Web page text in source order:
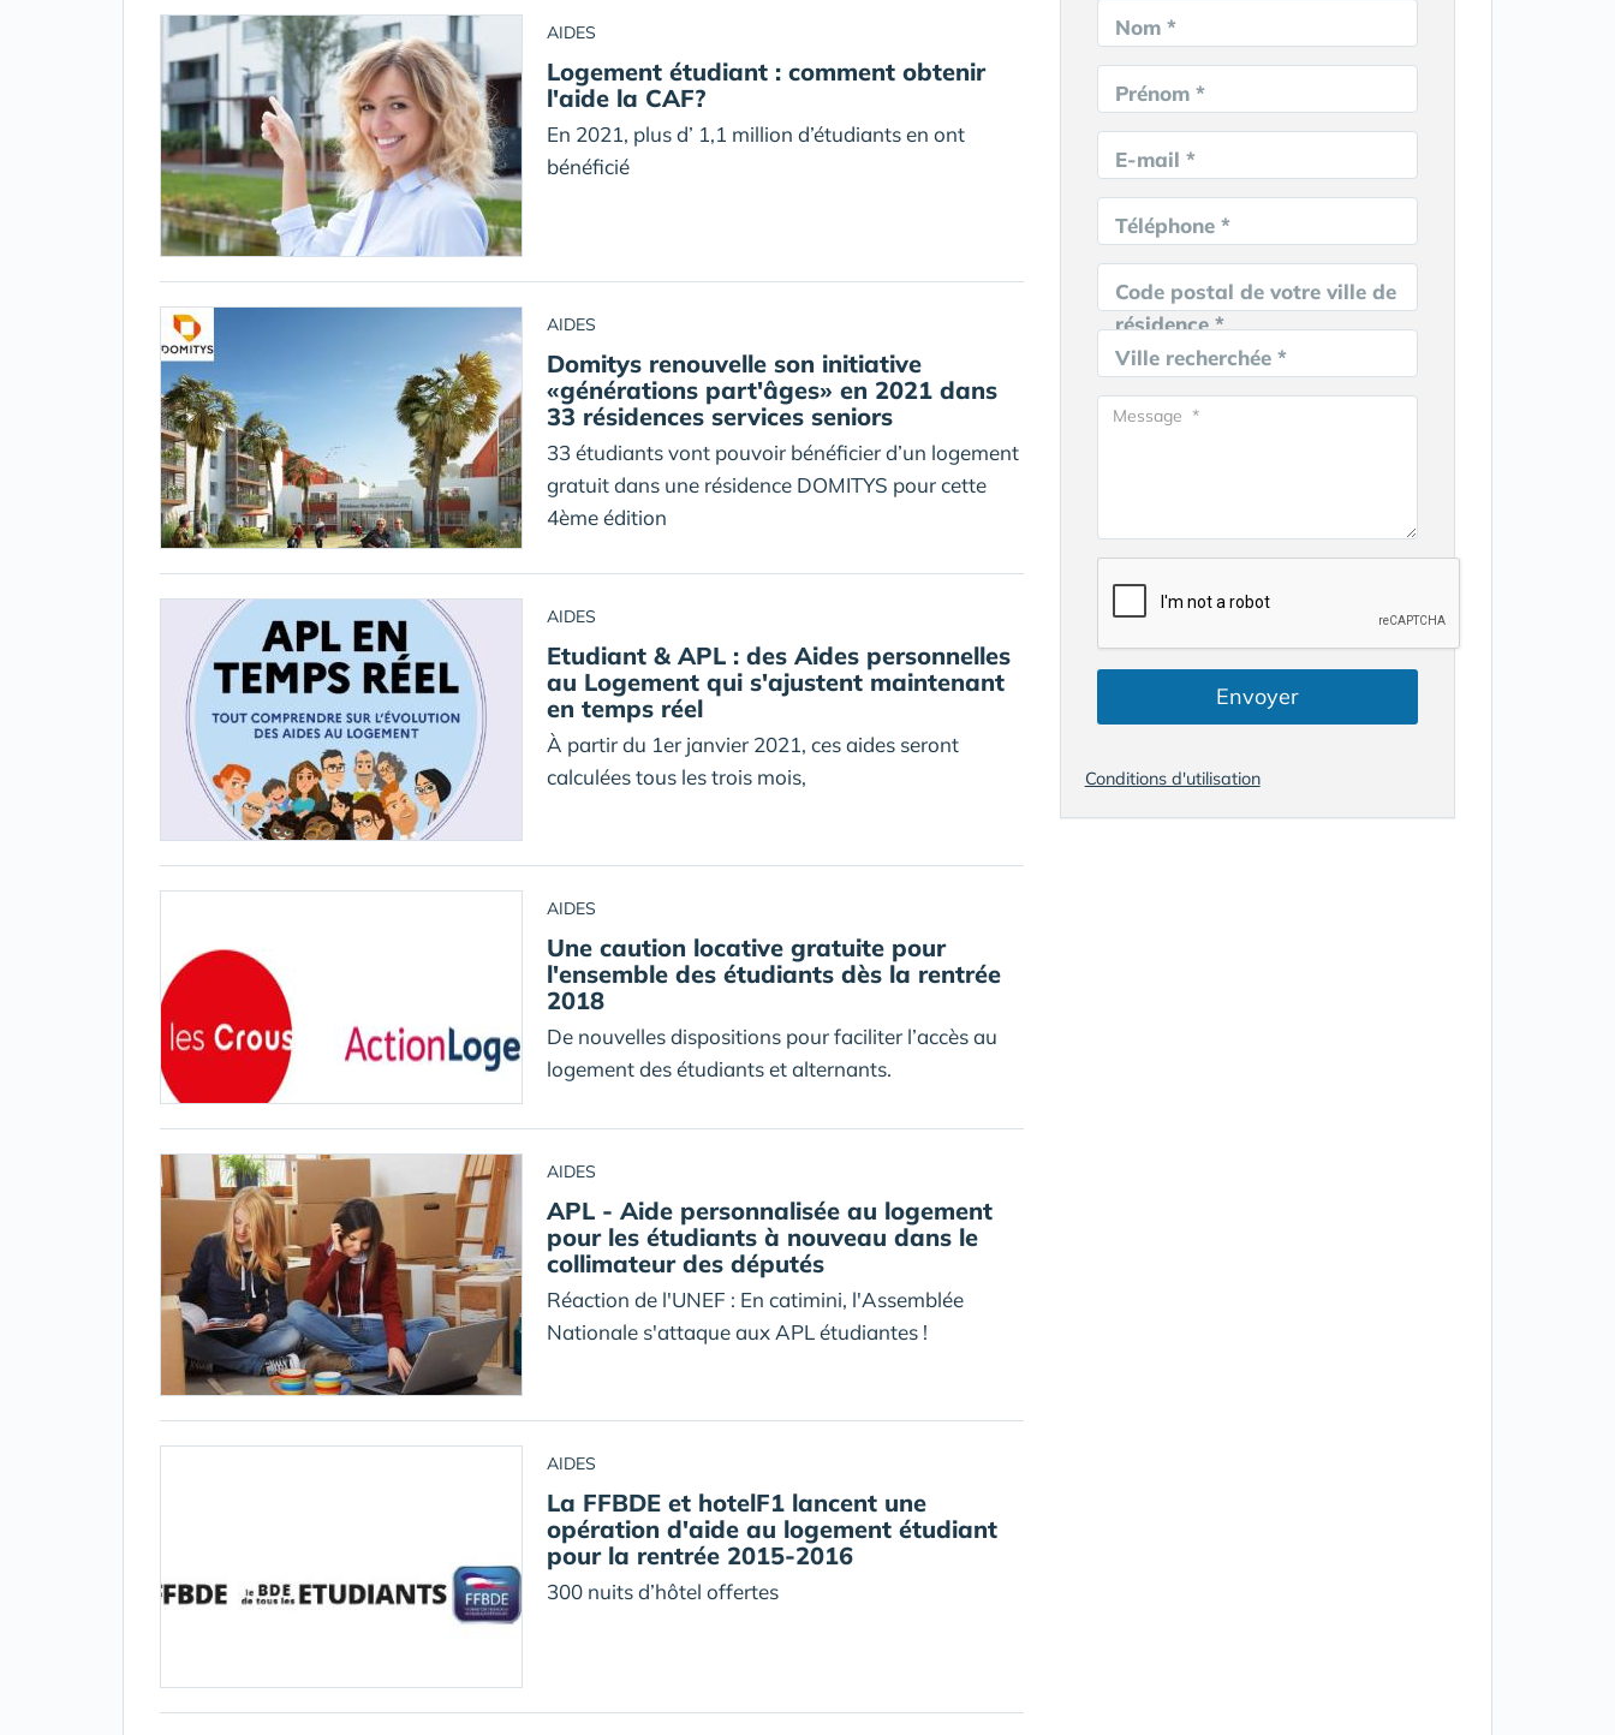
AIDES
Logement étudiant : comment obtenir
l'aide la CAF?
En 2021, plus d’ 1,1 million d’étudiants en ont
bénéficié
AIDES
Domitys renouvelle son initiative
«générations part'âges» en 2021 dans
33 résidences services seniors
33 étudiants vont pouvoir bénéficier d’un logement
gratuit dans une résidence DOMITYS pour cette
4ème édition
AIDES
Etudiant & APL : des Aides personnelles
au Logement qui s'ajustent maintenant
en temps réel
À partir du 1er janvier 2021, ces aides seront
calculées tous les trois mois,
AIDES
Une caution locative gratuite pour
l'ensemble des étudiants dès la rentrée
2018
De nouvelles dispositions pour faciliter l’accès au
logement des étudiants et alternants.
AIDES
APL - Aide personnalisée au logement
pour les étudiants à nouveau dans le
collimateur des députés
Réaction de l'UNEF : En catimini, l'Assemblée
Nationale s'attaque aux APL étudiantes !
AIDES
La FFBDE et hotelF1 lancent une
opération d'aide au logement étudiant
pour la rentrée 2015-2016
300 nuits d’hôtel offertes
Nom *
Prénom *
E-mail *
Téléphone *
Code postal de votre ville de
résidence *
Ville recherchée *
Envoyer
Conditions d'utilisation